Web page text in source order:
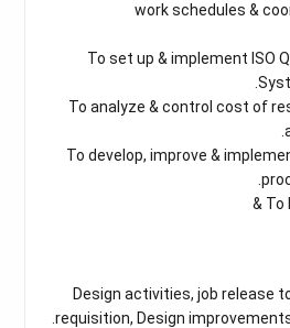
, work schedules &
5. To set up & implement
6. To analyze & control cost of
7. To develop, improve &
; Design activities, job release
requisition, Design